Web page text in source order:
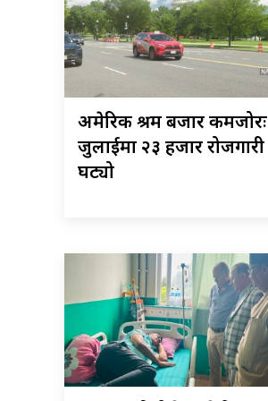
अमेरिकी श्रम बजार कमजोरः
जुलाईमा २३ हजार रोजगारी
घट्यो